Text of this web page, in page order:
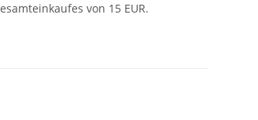
von 15 EUR.